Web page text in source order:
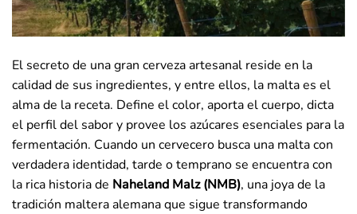
El secreto de una gran cerveza artesanal reside en la
calidad de sus ingredientes, y entre ellos, la malta es el
alma de la receta. Define el color, aporta el cuerpo, dicta
el perfil del sabor y provee los azúcares esenciales para la
fermentación. Cuando un cervecero busca una malta con
verdadera identidad, tarde o temprano se encuentra con
la rica historia de Naheland Malz (NMB), una joya de la
tradición maltera alemana que sigue transformando